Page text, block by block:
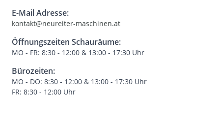
E-Mail Adresse:
kontakt@neureiter-maschinen.at
Öffnungszeiten Schauräume:
MO - FR: 8:30 - 12:00 & 13:00 - 17:30 Uhr
Bürozeiten:
MO - DO: 8:30 - 12:00 & 13:00 - 17:30 Uhr
FR: 8:30 - 12:00 Uhr